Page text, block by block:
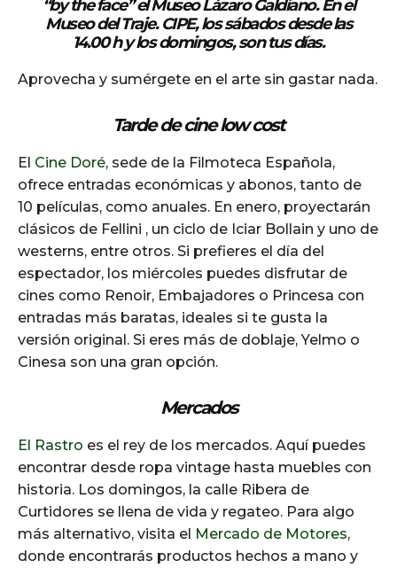
“by the face” elMuseo Lázaro Galdiano. En el
Museo del Traje. CIPE, los sábados desde las
14.00 h y los domingos, son tus días.
Aprovecha y sumérgete en el arte sin gastar nada.
Tarde de cine low cost
El Cine Doré, sede de la Filmoteca Española,
ofrece entradas económicas y abonos, tanto de
10 películas, como anuales. En enero, proyectarán
clásicos de Fellini , un ciclo de Iciar Bollain y uno de
westerns, entre otros. Si prefieres el día del
espectador, los miércoles puedes disfrutar de
cines como Renoir, Embajadores o Princesa con
entradas más baratas, ideales si te gusta la
versión original. Si eres más de doblaje, Yelmo o
Cinesa son una gran opción.
Mercados
El Rastro es el rey de los mercados. Aquí puedes
encontrar desde ropa vintage hasta muebles con
historia. Los domingos, la calle Ribera de
Curtidores se llena de vida y regateo. Para algo
más alternativo, visita el Mercado de Motores,
donde encontrarás productos hechos a mano y